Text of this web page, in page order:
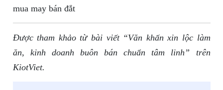
mua may bán đắt
Được tham khảo từ bài viết “Văn khấn xin lộc làm
ăn, kinh doanh buôn bán chuẩn tâm linh” trên
KiotViet.